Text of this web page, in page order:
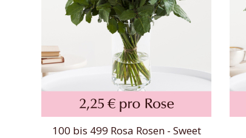
100 bis 499 Rosa Rosen - Sweet